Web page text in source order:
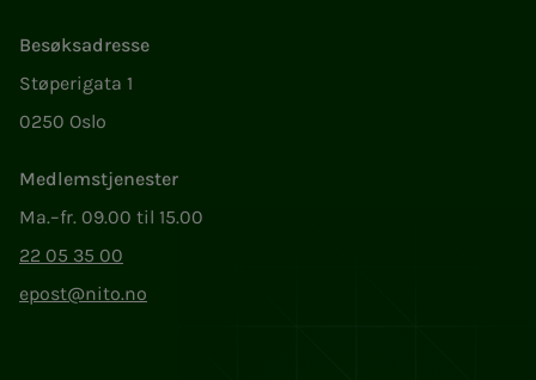
Besøksadresse
Støperigata 1
0250 Oslo
Medlemstjenester
Ma.–fr. 09.00 til 15.00
22 05 35 00
epost@nito.no